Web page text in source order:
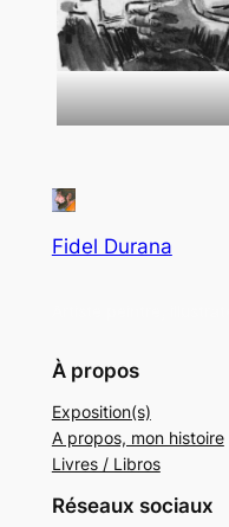
Fidel Durana
À propos
Exposition(s)
A propos, mon histoire
Livres / Libros
Réseaux sociaux